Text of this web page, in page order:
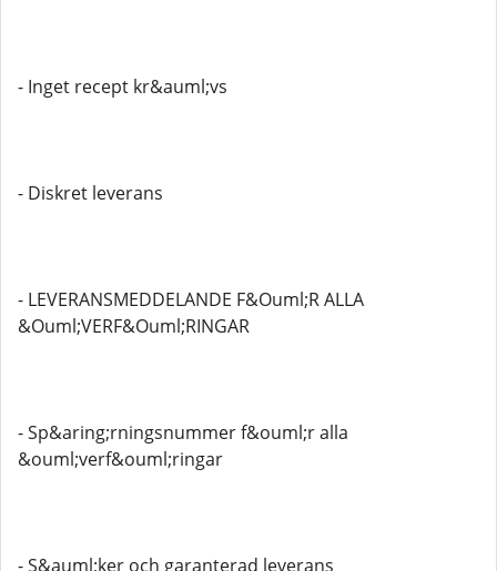
- Inget recept kr&auml;vs
- Diskret leverans
- LEVERANSMEDDELANDE F&Ouml;R ALLA
&Ouml;VERF&Ouml;RINGAR
- Sp&aring;rningsnummer f&ouml;r alla
&ouml;verf&ouml;ringar
- S&auml;ker och garanterad leverans